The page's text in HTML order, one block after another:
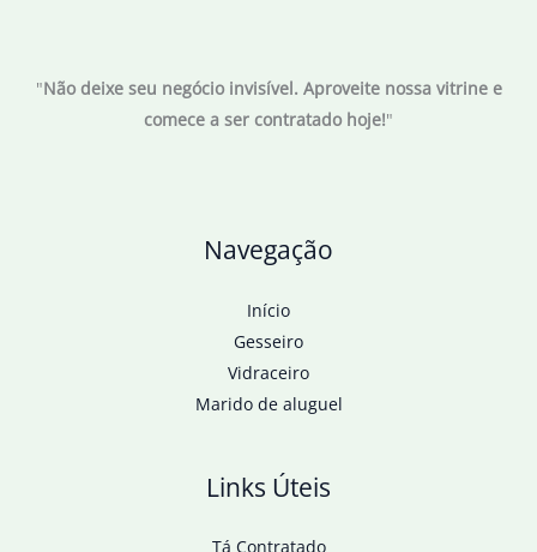
"Não deixe seu negócio invisível. Aproveite nossa vitrine e
comece a ser contratado hoje!"
Navegação
Início
Gesseiro
Vidraceiro
Marido de aluguel
Links Úteis
Tá Contratado